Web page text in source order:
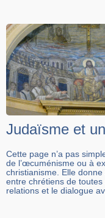
Judaïsme et
Cette page n’a pas
de l’œcuménisme ou à
christianisme. Elle
entre chrétiens de
relations et le dialogue